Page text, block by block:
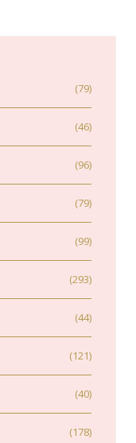
(79)
(46)
(96)
(79)
(99)
(293)
(44)
(121)
(40)
(178)